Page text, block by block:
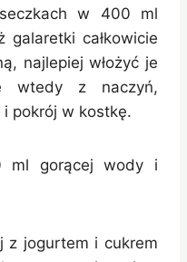
w 400 ml
galaretki całkowicie
najlepiej włożyć je
wtedy z naczyń,
i pokrój w kostkę.
ml gorącej wody i
z jogurtem i cukrem